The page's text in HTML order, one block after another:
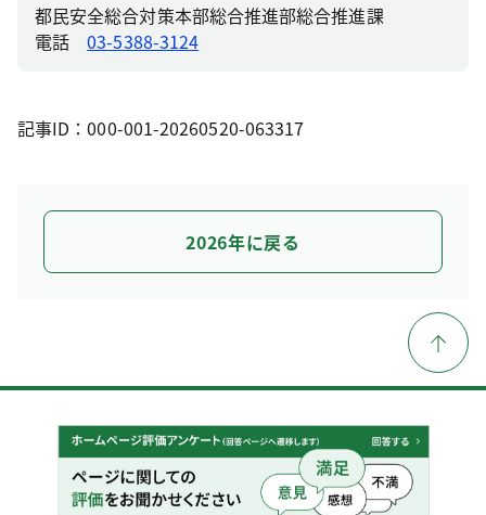
都民安全総合対策本部総合推進部総合推進課
電話03-5388-3124
記事ID：000-001-20260520-063317
2026年に戻る